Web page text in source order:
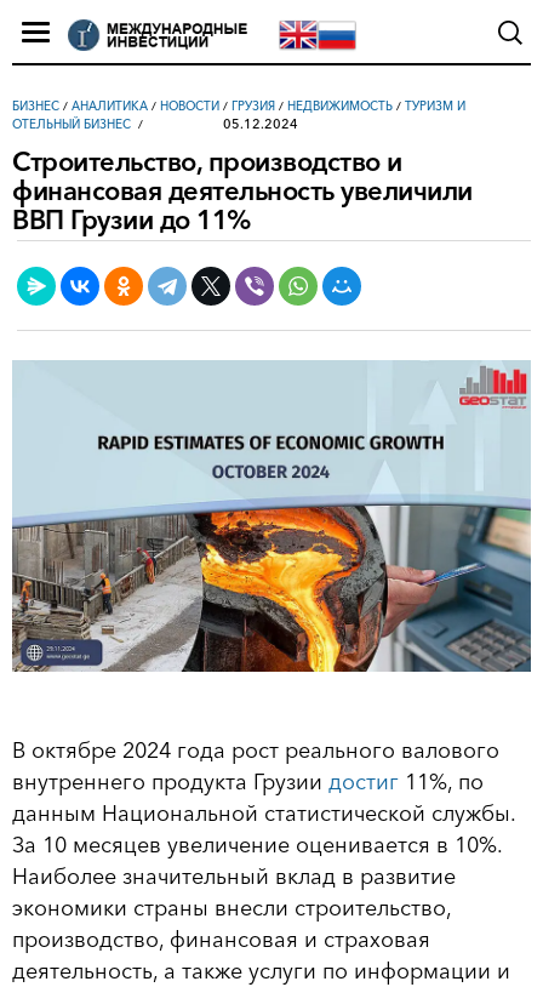
БИЗНЕС / АНАЛИТИКА / НОВОСТИ / ГРУЗИЯ / НЕДВИЖИМОСТЬ / ТУРИЗМ И
ОТЕЛЬНЫЙ БИЗНЕС
05.12.2024
Строительство, производство и
финансовая деятельность увеличили
ВВП Грузии до 11%
В октябре 2024 года рост реального валового
внутреннего продукта Грузии достиг 11%, по
данным Национальной статистической службы.
За 10 месяцев увеличение оценивается в 10%.
Наиболее значительный вклад в развитие
экономики страны внесли строительство,
производство, финансовая и страховая
деятельность, а также услуги по информации и